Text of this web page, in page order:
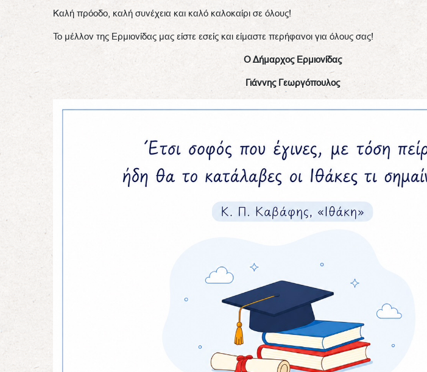
Καλή πρόοδο, καλή συνέχεια και καλό καλοκαίρι σε όλους!
Το μέλλον της Ερμιονίδας μας είστε εσείς και είμαστε περήφανοι για όλους σας!
Ο Δήμαρχος Ερμιονίδας
Γιάννης Γεωργόπουλος